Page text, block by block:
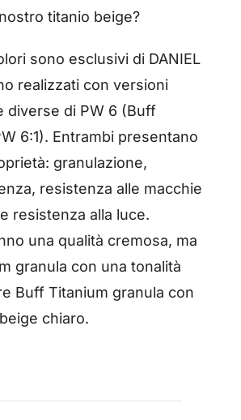
titanio beige?
sono esclusivi di DANIEL
realizzati con versioni
diverse di PW 6 (Buff
6:1). Entrambi presentano
granulazione,
resistenza alle macchie
resistenza alla luce.
una qualità cremosa, ma
granula con una tonalità
Buff Titanium granula con
chiaro.